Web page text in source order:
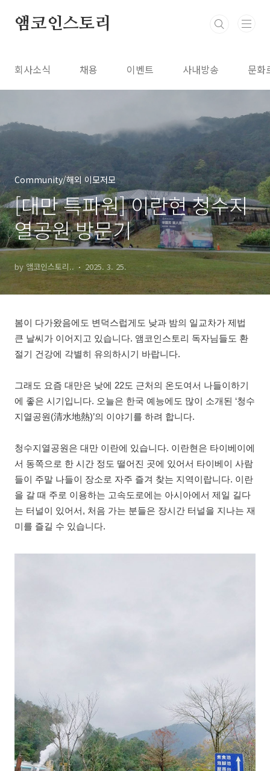
앰코인스토리
회사소식 채용 이벤트 사내방송 문화
Community/해외 이모저모
[대만 특파원] 이란현 청수지
열공원 방문기
by 앰코인스토리.. 2025. 3. 25.
봄이 다가왔음에도 변덕스럽게도 낮과 밤의 일교차가 제법
큰 날씨가 이어지고 있습니다. 앰코인스토리 독자님들도 환
절기 건강에 각별히 유의하시기 바랍니다.
그래도 요즘 대만은 낮에 22도 근처의 온도여서 나들이하기
에 좋은 시기입니다. 오늘은 한국 예능에도 많이 소개된 ‘청수
지열공원(清水地熱)’의 이야기를 하려 합니다.
청수지열공원은 대만 이란에 있습니다. 이란현은 타이베이에
서 동쪽으로 한 시간 정도 떨어진 곳에 있어서 타이베이 사람
들이 주말 나들이 장소로 자주 즐겨 찾는 지역이랍니다. 이란
을 갈 때 주로 이용하는 고속도로에는 아시아에서 제일 길다
는 터널이 있어서, 처음 가는 분들은 장시간 터널을 지나는 재
미를 즐길 수 있습니다.